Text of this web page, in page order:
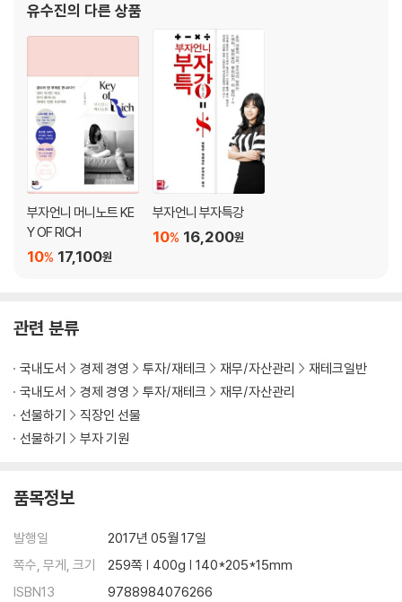
여자의 노후 준비는 결혼? | 검색은 셀프야 | 부자를 보면 안다, 독립심이
왜 중요한지!
9. 인간관계도 다이어트를 해야 한다
아는 사람 많으면 뭐해? | 친구 잘 사귀어야 한다는 엄마 말은 진리
10. 부자 메이트가 필요한 이유
돈이 없는 게 아니라 돈의 흐름을 공유하지 않는 게 문제 | 열 남편 안 부러
운 부자 메이트
11. 공부 안 하고 부자된 사람은 없다
부자들은 왜 그렇게 『삼국지』를 좋아할까? | 쓰나미가 오는데 공부를 하라
고? | 책, 일단 읽으면 된다
12. 먼저 인간이 되어라
부자가 되는 것은 성장하는 것 | 투자는 불로소득이 아니다
PART 3 공부는 내 돈 키우는 필수영양소
14. 투자를 하기 전에 알아야 할 것들
재테크의 최종 목표는 자본가가 되는 것 | 투자는 운이 아니라 기술, 기술
은 배우고 익히는 것 | 투자는 타이밍이다
15. 2015년 한국은 왜 경기가 나빴을까?
내수는 침체되고 수출은 감소하고 | 경기가 좋든 나쁘든 대응이 중요하다
투자 타이밍, 이제는 글로벌하게 신경 써야 할 때 | 미국의 금리, 들썩이는
세계 경제 | 석유 왕자님들, 원유를 자꾸 생산하면 어쩌시려고요 | 트럼프,
그가 정말 궁금하다
c찢어지네 마네 그러는 거니? | 에이, 설마 도이치뱅크가 망하겠어?
면서, OtvN 〈어쩌
유수진의 다른 상품
부자언니 머니노트 KE
Y OF RICH
17,100원
10%
부자언니 부자특강
16,200원
10%
관련 분류
국내도서 경제 경영 투자/재테크 재무/자산관리
재테크일반
국내도서
경제 경영 투자/재테크
재무/자산관리
선물하기
직장인 선물
선물하기
부자 기원
품목정보
발행일
2017년 05월 17일
쪽수, 무게, 크기
259쪽 | 400g | 140*205*15mm
ISBN13
9788984076266